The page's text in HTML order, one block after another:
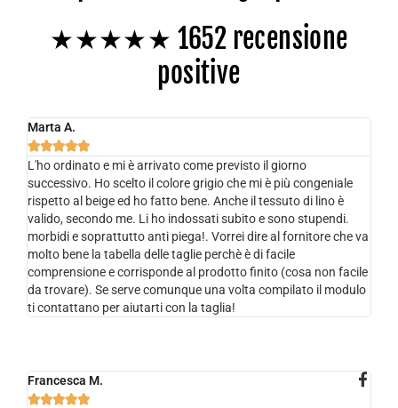
★★★★★ 1652 recensione
positive
Marta A.

L'ho ordinato e mi è arrivato come previsto il giorno
successivo. Ho scelto il colore grigio che mi è più congeniale
rispetto al beige ed ho fatto bene. Anche il tessuto di lino è
valido, secondo me. Li ho indossati subito e sono stupendi.
morbidi e soprattutto anti piega!. Vorrei dire al fornitore che va
molto bene la tabella delle taglie perchè è di facile
comprensione e corrisponde al prodotto finito (cosa non facile
da trovare). Se serve comunque una volta compilato il modulo
ti contattano per aiutarti con la taglia!
Francesca M.
